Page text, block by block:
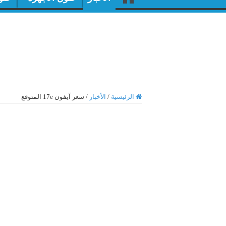
الرئيسية / الأخبار / سعر آيفون 17e المتوقع